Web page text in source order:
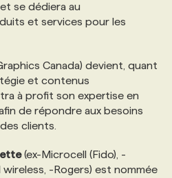
se dédiera au
et services pour les
Canada) devient, quant
et contenus
à profit son expertise en
de répondre aux besoins
clients.
(ex-Microcell (Fido), -
-Rogers) est nommée